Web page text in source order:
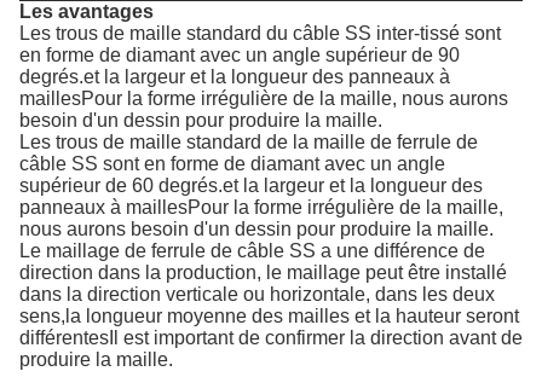
Les avantages
Les trous de maille standard du câble SS inter-tissé sont
en forme de diamant avec un angle supérieur de 90
degrés.et la largeur et la longueur des panneaux à
maillesPour la forme irrégulière de la maille, nous aurons
besoin d'un dessin pour produire la maille.
Les trous de maille standard de la maille de ferrule de
câble SS sont en forme de diamant avec un angle
supérieur de 60 degrés.et la largeur et la longueur des
panneaux à maillesPour la forme irrégulière de la maille,
nous aurons besoin d'un dessin pour produire la maille.
Le maillage de ferrule de câble SS a une différence de
direction dans la production, le maillage peut être installé
dans la direction verticale ou horizontale, dans les deux
sens,la longueur moyenne des mailles et la hauteur seront
différentesIl est important de confirmer la direction avant de
produire la maille.